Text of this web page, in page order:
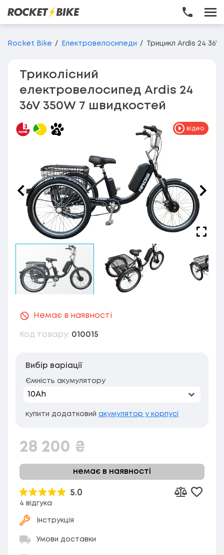
Перейти до основного вмісту
Rocket Bike Електровелосипеди Трицикл Ardis 24
Триколісний
електровелосипед Ardis 24
36V 350W 7 швидкостей
відео
Немає в наявності
Код товару: 010015
Вибір варіації
Ємність акумулятору
купити додатковий акумулятор у корпусі
28 200 ₴
немає в наявності
5.0
4 відгука
Додати до
Інструкція
Умови доставки